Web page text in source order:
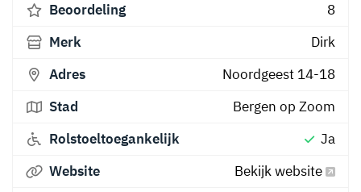
Beoordeling
8
Merk
Dirk
Adres
Noordgeest 14-18
Stad
Bergen op Zoom
Rolstoeltoegankelijk
Ja
Website
Bekijk website